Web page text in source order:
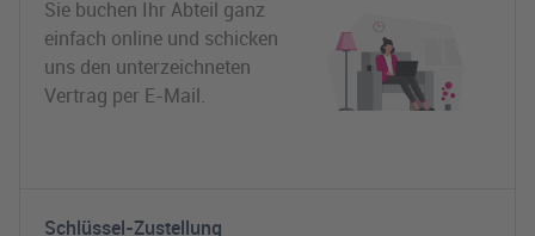
Sie buchen Ihr Abteil ganz
einfach online und schicken
uns den unterzeichneten
Vertrag per E-Mail.
Schlüssel-Zustellung